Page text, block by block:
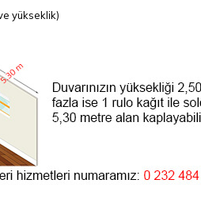
yükseklik)